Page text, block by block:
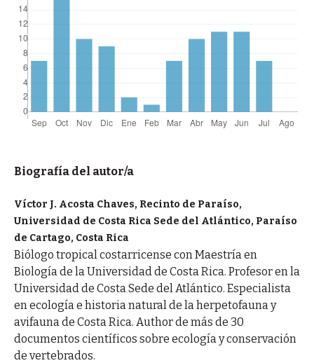
Biografía del autor/a
Víctor J. Acosta Chaves, Recinto de Paraíso,
Universidad de Costa Rica Sede del Atlántico, Paraíso
de Cartago, Costa Rica
Biólogo tropical costarricense con Maestría en
Biología de la Universidad de Costa Rica. Profesor en la
Universidad de Costa Sede del Atlántico. Especialista
en ecología e historia natural de la herpetofauna y
avifauna de Costa Rica. Author de más de 30
documentos científicos sobre ecología y conservación
de vertebrados.